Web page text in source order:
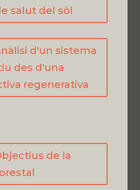
salut del sòl
d'un sistema
des d'una
regenerativa
de la